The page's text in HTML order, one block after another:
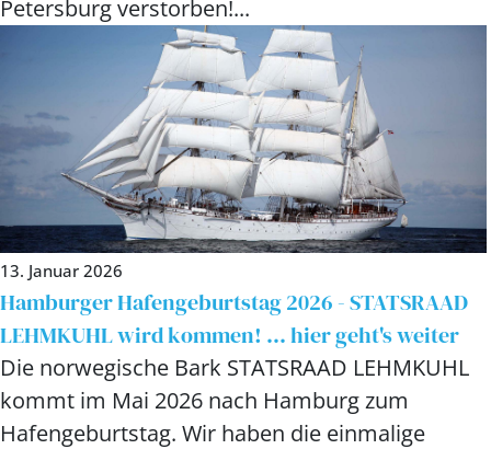
Petersburg verstorben!...
13. Januar 2026
Hamburger Hafengeburtstag 2026 - STATSRAAD
LEHMKUHL wird kommen! ... hier geht's weiter
Die norwegische Bark STATSRAAD LEHMKUHL
kommt im Mai 2026 nach Hamburg zum
Hafengeburtstag. Wir haben die einmalige